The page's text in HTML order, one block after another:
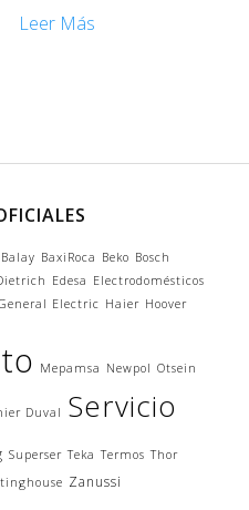
Leer Más
Balay BaxiRoca Beko Bosch
Edesa Electrodomésticos
Electric Haier Hoover
Mepamsa Newpol Otsein
Duval Servicio
Superser Teka Termos Thor
Zanussi